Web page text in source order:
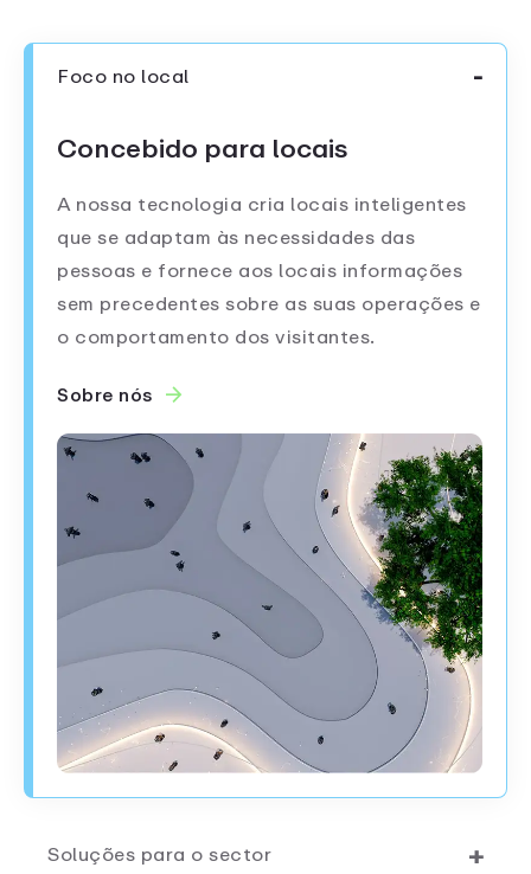
Foco no local
Concebido para locais
A nossa tecnologia cria locais inteligentes
que se adaptam às necessidades das
pessoas e fornece aos locais informações
sem precedentes sobre as suas operações e
o comportamento dos visitantes.
Sobre nós
Soluções para o sector